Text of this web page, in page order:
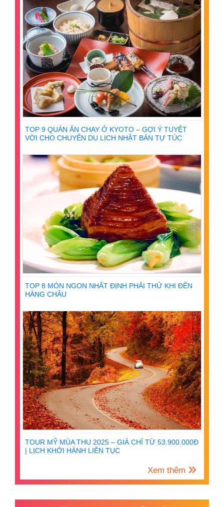
TOP 9 QUÁN ĂN CHAY Ở KYOTO – GỢI Ý TUYỆT
VỜI CHO CHUYẾN DU LỊCH NHẬT BẢN TỰ TÚC
TOP 8 MÓN NGON NHẤT ĐỊNH PHẢI THỬ KHI ĐẾN
HÀNG CHÂU
TOUR MỸ MÙA THU 2025 – GIÁ CHỈ TỪ 53.900.000Đ
| LỊCH KHỞI HÀNH LIÊN TỤC
Xem thêm